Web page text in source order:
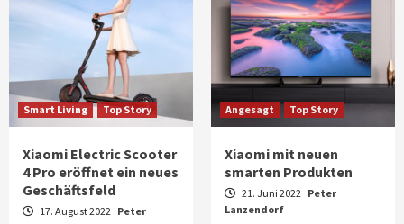
Smart Living Top Story
Xiaomi Electric Scooter
4 Pro eröffnet ein neues
Geschäftsfeld
17. August 2022 Peter
Angesagt Top Story
Xiaomi mit neuen
smarten Produkten
21. Juni 2022 Peter
Lanzendorf